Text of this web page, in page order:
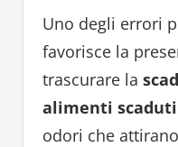
Uno degli errori
favorisce la
trascurare la
alimenti
odori che